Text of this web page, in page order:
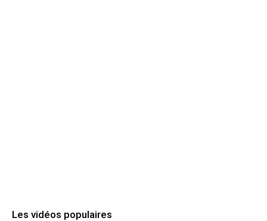
Les vidéos populaires